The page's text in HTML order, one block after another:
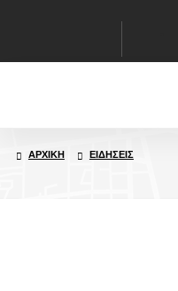
ΑΡΧΙΚΉ ΕΙΔΉΣΕΙΣ